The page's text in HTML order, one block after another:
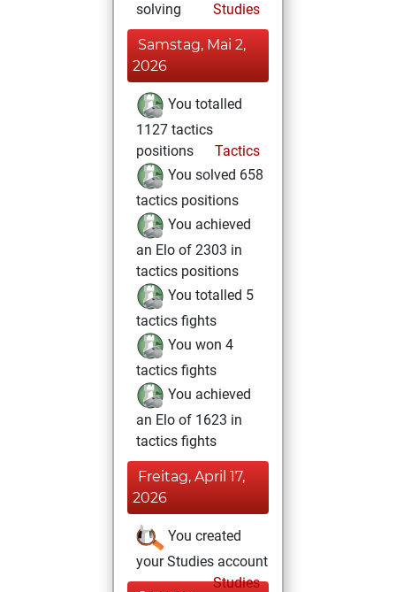
solving
Studies
Samstag, Mai 2,
2026
You totalled
1127 tactics
positions
Tactics
You solved 658
tactics positions
You achieved
an Elo of 2303 in
tactics positions
You totalled 5
tactics fights
You won 4
tactics fights
You achieved
an Elo of 1623 in
tactics fights
Freitag, April 17,
2026
You created
your Studies account
Studies